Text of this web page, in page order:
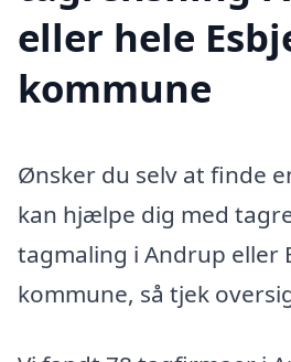
eller hele
kommune
Ønsker du selv at finde
kan hjælpe dig med
tagmaling i Andrup eller
kommune, så tjek